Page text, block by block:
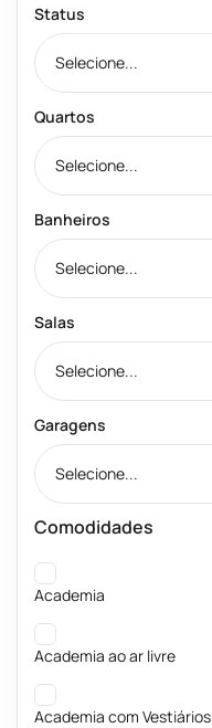
Status
Selecione...
Quartos
Selecione...
Banheiros
Selecione...
Salas
Selecione...
Garagens
Selecione...
Comodidades
Academia
Academia ao ar livre
Academia com Vestiários